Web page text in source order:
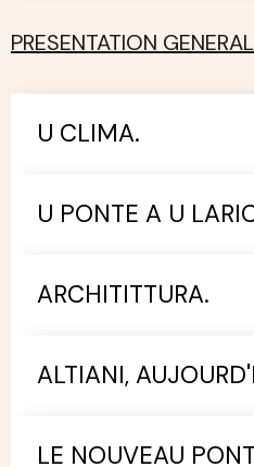
PRESENTATION
U CLIMA.
U PONTE A U
ARCHITITTURA.
ALTIANI,
LE NOUVEAU PONT